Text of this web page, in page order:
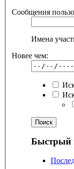
Сообщения
Имена
Новее чем:
Быстрый